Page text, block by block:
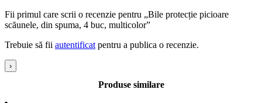
Fii primul care scrii o recenzie pentru „Bile protecție picioare
scăunele, din spuma, 4 buc, multicolor”
Trebuie să fii autentificat pentru a publica o recenzie.
›
Produse similare